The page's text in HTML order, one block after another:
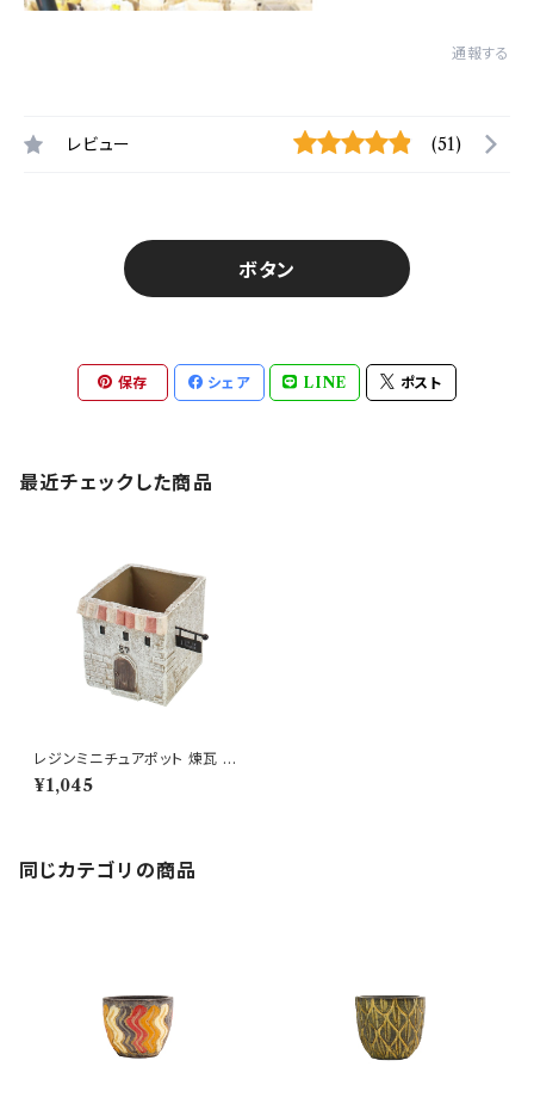
通報する
レビュー (51)
ボタン
保存 シェア LINE ポスト
最近チェックした商品
レジンミニチュアポット 煉瓦 ハ
ウスプランター GY ミニ鉢
¥1,045
同じカテゴリの商品